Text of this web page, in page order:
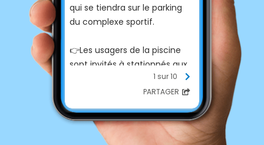
qui se tiendra sur le parking
du complexe sportif.
👉️Les usagers de la piscine
sont invités à stationnés aux
emplacements indiqués en
bleu et rose, autour de la
crèche.
1 sur 10
PARTAGER